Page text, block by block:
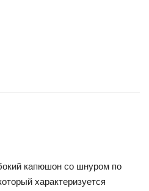
капюшон со шнуром по
характеризуется